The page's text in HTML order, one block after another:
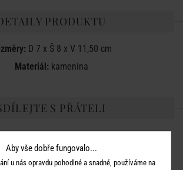
PRODUKTU
D 7 x Š 8 x V 11,50 cm
Materiál:kamenina
S PŘÁTELI
Aby vše dobře fungovalo...
u nás opravdu pohodlné a snadné, používáme na